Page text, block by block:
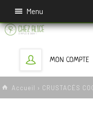
Menu
MON COMPTE
Accueil › CRUSTACÉS